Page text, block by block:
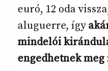
euró, 12 oda
aluguerre, így
mindelói
engedhetnek